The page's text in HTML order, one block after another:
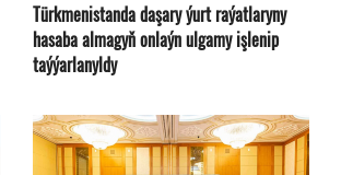
Türkmenistanda daşary ýurt raýatlaryny
hasaba almagyň onlaýn ulgamy işlenip
taýýarlanyldy